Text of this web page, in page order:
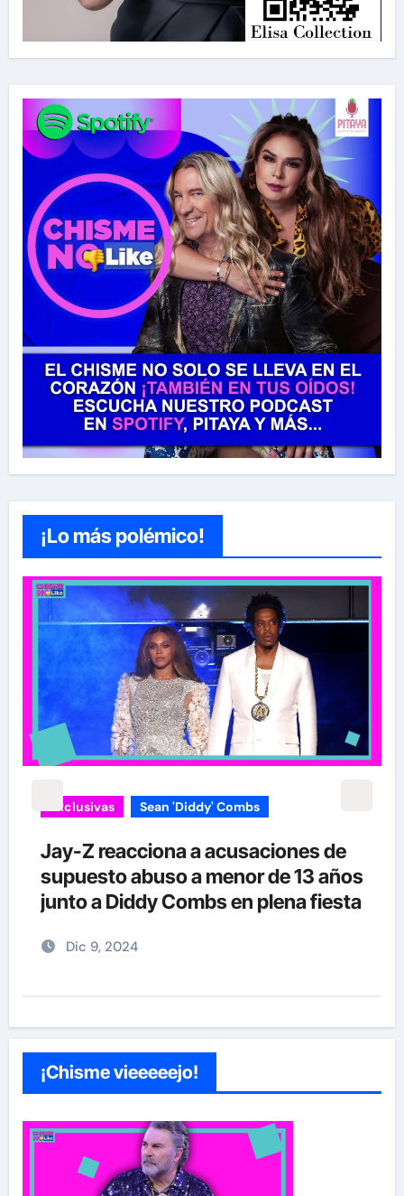
¡Lo más polémico!
Exclusivas Silvia Pinal
Enrique Guzmán visita a Silvia Pinal
en el hospital: “Le gusta tanto la
vida que no se quiere ir”
Nov 28, 2024
¡Chisme vieeeeejo!